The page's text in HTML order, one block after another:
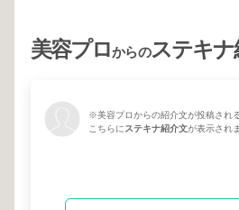
美容プロからのステキ
※美容プロからの紹介文が投稿され
こちらにステキナ紹介文が表示され